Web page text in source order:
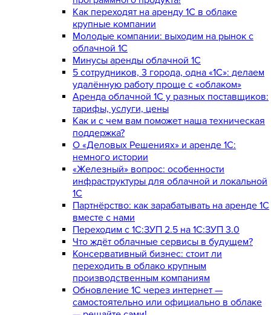
Как переходят на аренду 1С в облаке
крупные компании
Молодые компании: выходим на рынок с
облачной 1С
Минусы аренды облачной 1С
5 сотрудников, 3 города, одна «1С»: делаем
удалённую работу проще с «облаком»
Аренда облачной 1С у разных поставщиков:
тарифы, услуги, цены
Как и с чем вам поможет наша техническая
поддержка?
О «Деловых Решениях» и аренде 1С:
немного истории
«Железный» вопрос: особенности
инфраструктуры для облачной и локальной
1С
Партнёрство: как зарабатывать на аренде 1С
вместе с нами
Переходим с 1С:ЗУП 2.5 на 1С:ЗУП 3.0
Что ждёт облачные сервисы в будущем?
Консервативный бизнес: стоит ли
переходить в облако крупным
производственным компаниям
Обновление 1С через интернет —
самостоятельно или официально в облаке